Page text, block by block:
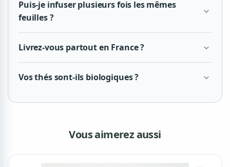
Puis-je infuser plusieurs fois les mêmes
feuilles ?
expand_more
Livrez-vous partout en France ? expand_more
Vos thés sont-ils biologiques ? expand_more
Vous aimerez aussi